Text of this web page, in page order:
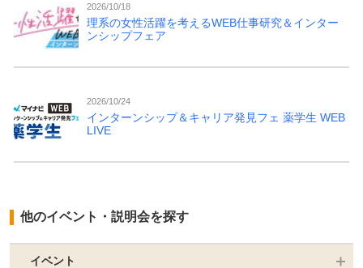
2026/10/18
理系の女性活躍を考えるWEB仕事研究＆インター
ンシップフェア
2026/10/24
インターンシップ＆キャリア発見フェ 薬学生 WEB
LIVE
他のイベント・説明会を探す
イベント